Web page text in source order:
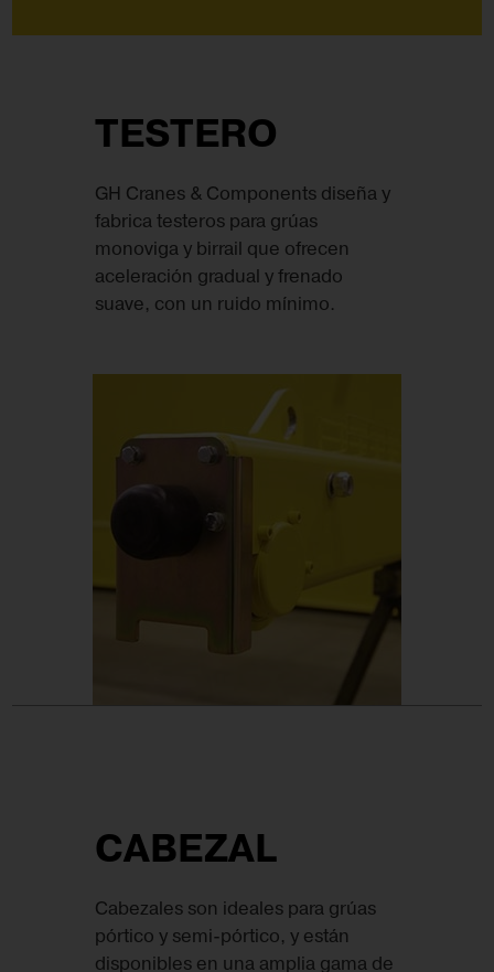
TESTERO
GH Cranes & Components diseña y
fabrica testeros para grúas
monoviga y birrail que ofrecen
aceleración gradual y frenado
suave, con un ruido mínimo.
CABEZAL
Cabezales son ideales para grúas
pórtico y semi-pórtico, y están
disponibles en una amplia gama de